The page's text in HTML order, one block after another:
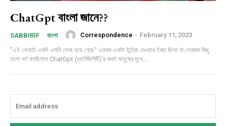
ChatGpt বাংলা জানে??
SABBIRIF বাংলা Correspondence - February 11, 2023
"এই লেখাটা এমনি এমনি লেখা হয়ে গেছে" এরকম একটা ইন্ট্রো দেওয়ার ইচ্ছা ছিল! না সেরকম কিছু
হলো না! বলছিলাম ChatGpt (চ্যাটজিপিটি)'র কথা! মানুষের মুখে...